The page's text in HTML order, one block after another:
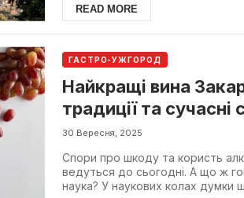
READ MORE
ГАСТРО-УЖГОРОД
Найкращі вина
традиції та сучасні
30 Вересня, 2025
Спори про шкоду та користь
ведуться до сьогодні. А що ж
наука? У наукових колах думки